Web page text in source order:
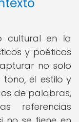
cultural en la
y poéticos
no solo
el estilo y
de palabras,
referencias